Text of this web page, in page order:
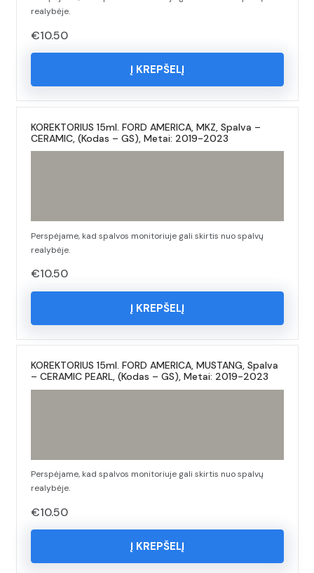
realybėje.
€10.50
Į KREPŠELĮ
KOREKTORIUS 15ml. FORD AMERICA, MKZ, Spalva –
CERAMIC, (Kodas – GS), Metai: 2019-2023
Perspėjame, kad spalvos monitoriuje gali skirtis nuo spalvų
realybėje.
€10.50
Į KREPŠELĮ
KOREKTORIUS 15ml. FORD AMERICA, MUSTANG, Spalva
– CERAMIC PEARL, (Kodas – GS), Metai: 2019-2023
Perspėjame, kad spalvos monitoriuje gali skirtis nuo spalvų
realybėje.
€10.50
Į KREPŠELĮ